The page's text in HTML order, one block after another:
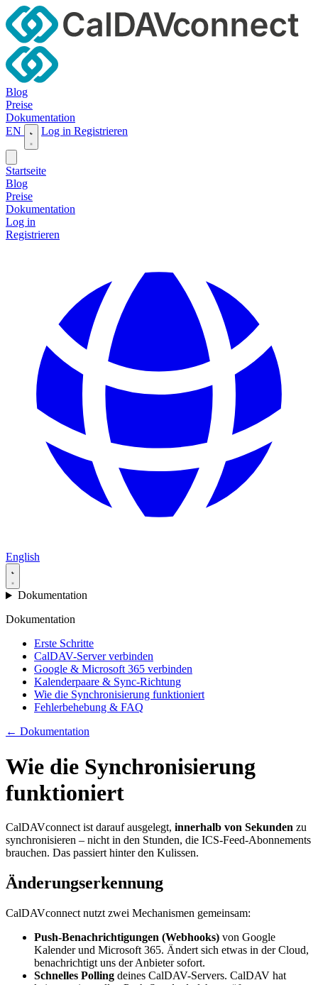
Blog
Preise
Dokumentation
EN
Log in Registrieren
Startseite
Blog
Preise
Dokumentation
Log in
Registrieren
English
Dokumentation
Dokumentation
Erste Schritte
CalDAV-Server verbinden
Google & Microsoft 365 verbinden
Kalenderpaare & Sync-Richtung
Wie die Synchronisierung funktioniert
Fehlerbehebung & FAQ
← Dokumentation
Wie die Synchronisierung
funktioniert
CalDAVconnect ist darauf ausgelegt, innerhalb von Sekunden zu
synchronisieren – nicht in den Stunden, die ICS-Feed-Abonnements
brauchen. Das passiert hinter den Kulissen.
Änderungserkennung
CalDAVconnect nutzt zwei Mechanismen gemeinsam:
Push-Benachrichtigungen (Webhooks) von Google
Kalender und Microsoft 365. Ändert sich etwas in der Cloud,
benachrichtigt uns der Anbieter sofort.
Schnelles Polling deines CalDAV-Servers. CalDAV hat